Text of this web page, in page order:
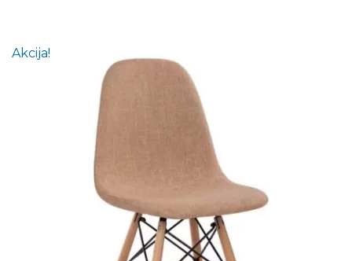
Akcija!